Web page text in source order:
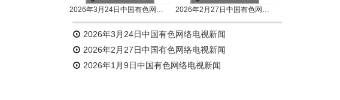
2026年3月24日中国有色网络电视新闻 2026年2月27日中国有色网络电视新闻
2026年3月24日中国有色网络电视新闻
2026年2月27日中国有色网络电视新闻
2026年1月9日中国有色网络电视新闻